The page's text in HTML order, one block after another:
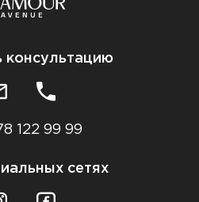
консультацию
122 99 99
сетях